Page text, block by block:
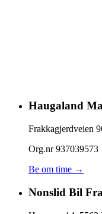
Haugaland
Frakkagjerdveien
Org.nr937039573
Be om time →
Nonslid Bil